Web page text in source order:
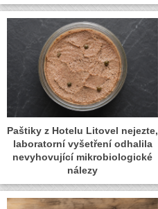
Paštiky z Hotelu Litovel nejezte,
laboratorní vyšetření odhalila
nevyhovující mikrobiologické
nálezy